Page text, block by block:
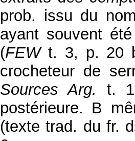
prob. issu du
ayant souvent
(FEWt. 3, p. 20
crocheteur de
Sources Arg.
t.
postérieure. B
(texte trad. du fr.